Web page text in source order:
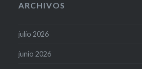
ARCHIVOS
julio 2026
junio 2026